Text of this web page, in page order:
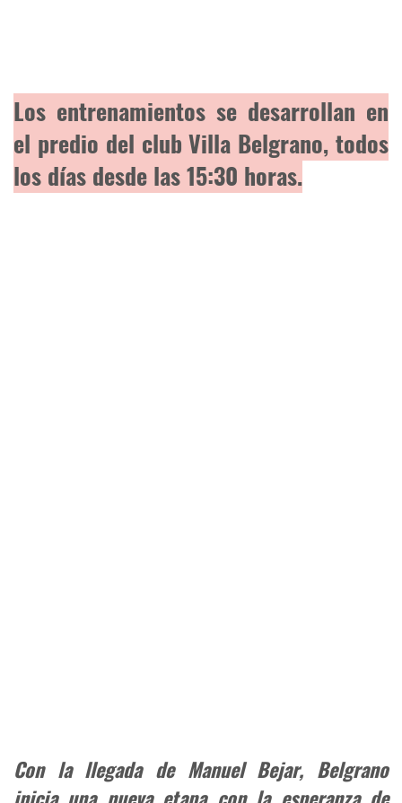
Los entrenamientos se desarrollan en
el predio del club Villa Belgrano, todos
los días desde las 15:30 horas.
Con la llegada de Manuel Bejar, Belgrano